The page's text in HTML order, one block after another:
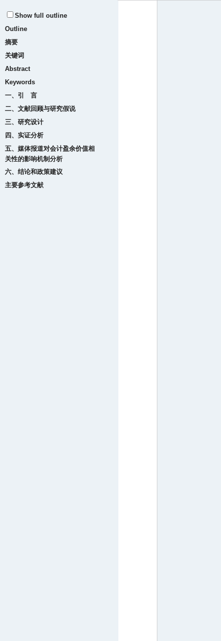
Show full outline
Outline
摘要
关键词
Abstract
Keywords
一、引 言
二、文献回顾与研究假说
三、研究设计
四、实证分析
五、媒体报道对会计盈余价值相
关性的影响机制分析
六、结论和政策建议
主要参考文献